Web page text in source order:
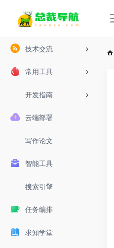
技术交流
常用工具
开发指南
云端部署
写作论文
智能工具
搜索引擎
任务编排
求知学堂